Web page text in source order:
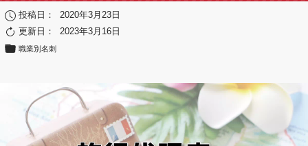
投稿日：
2020年3月23日
更新日：
2023年3月16日
職業別名刺